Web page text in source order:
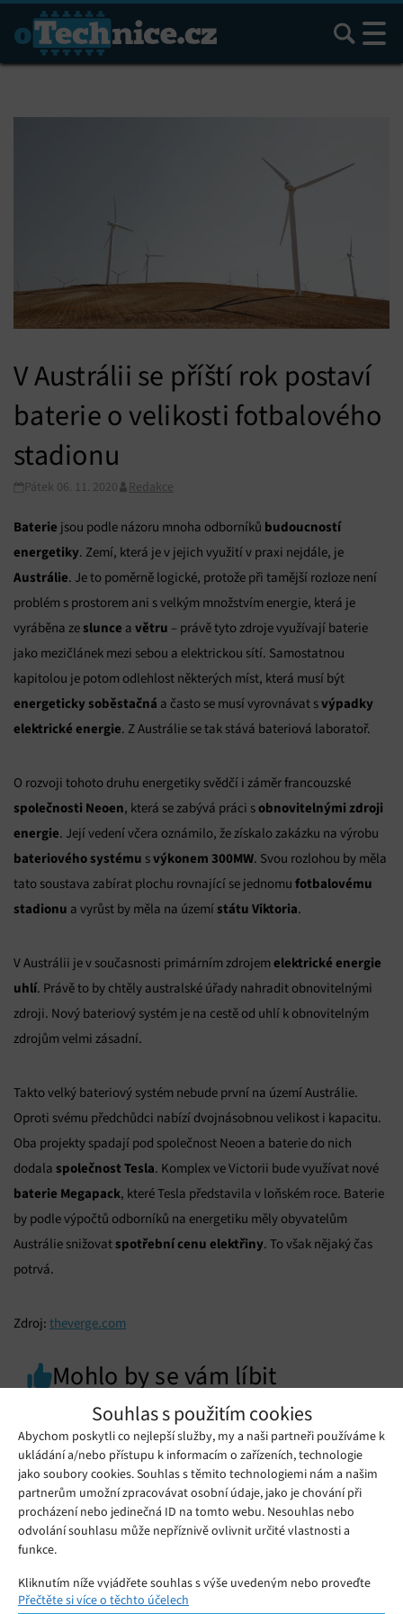
Souhlas s použitím cookies
Abychom poskytli co nejlepší služby, my a naši partneři používáme k
ukládání a/nebo přístupu k informacím o zařízeních, technologie
jako soubory cookies. Souhlas s těmito technologiemi nám a našim
partnerům umožní zpracovávat osobní údaje, jako je chování při
procházení nebo jedinečná ID na tomto webu. Nesouhlas nebo
odvolání souhlasu může nepříznivě ovlivnit určité vlastnosti a
funkce.
Kliknutím níže vyjádřete souhlas s výše uvedeným nebo proveďte
podrobnější rozhodnutí. Vaše volby budou použity pouze na tomto
Přečtěte si více o těchto účelech
Hledat
V Austrálii se příští rok postaví
baterie o velikosti fotbalového
stadionu
Pátek 06. 11. 2020 Redakce
Baterie jsou podle názoru mnoha odborníků budoucností
energetiky. Zemí, která je v jejich využití v praxi nejdále, je
Austrálie. Je to poměrně logické, protože při tamější rozloze není
problém s prostorem ani s velkým množstvím energie, která je
vyráběna ze slunce a větru – právě tyto zdroje využívají baterie
jako mezičlánek mezi sebou a elektrickou sítí. Samostatnou
kapitolou je potom odlehlost některých míst, která musí být
energeticky soběstačná a často se musí vyrovnávat svýpadky
elektrické energie. Z Austrálie se tak stává bateriová laboratoř.
O rozvoji tohoto druhu energetiky svědčí i záměr francouzské
společnosti Neoen, která se zabývá práci sobnovitelnými zdroji
energie. Její vedení včera oznámilo, že získalo zakázku na výrobu
bateriového systému svýkonem 300MW. Svou rozlohou by měla
tato soustava zabírat plochu rovnající se jednomu fotbalovému
stadionu a vyrůst by měla na území státu Viktoria.
V Austrálii je v současnosti primárním zdrojem elektrické energie
uhlí. Právě to by chtěly australské úřady nahradit obnovitelnými
zdroji. Nový bateriový systém je na cestě od uhlí k obnovitelným
zdrojům velmi zásadní.
Takto velký bateriový systém nebude první na území Austrálie.
Oproti svému předchůdci nabízí dvojnásobnou velikost i kapacitu.
Oba projekty spadají pod společnost Neoen a baterie do nich
dodala společnost Tesla. Komplex ve Victorii bude využívat nové
baterie Megapack, které Tesla představila v loňském roce. Baterie
by podle výpočtů odborníků na energetiku měly obyvatelům
Austrálie snižovat spotřební cenu elektřiny. To však nějaký čas
potrvá.
Zdroj: theverge.com
Mohlo by se vám líbit